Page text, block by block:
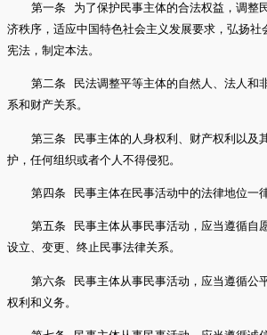
第一条 为了保护民事主体的合法权益，调整
济秩序，适应中国特色社会主义发展要求，弘扬社
宪法，制定本法。
第二条 民法调整平等主体的自然人、法人和
系和财产关系。
第三条 民事主体的人身权利、财产权利以及
护，任何组织或者个人不得侵犯。
第四条 民事主体在民事活动中的法律地位一律
第五条 民事主体从事民事活动，应当遵循自
设立、变更、终止民事法律关系。
第六条 民事主体从事民事活动，应当遵循公
权利和义务。